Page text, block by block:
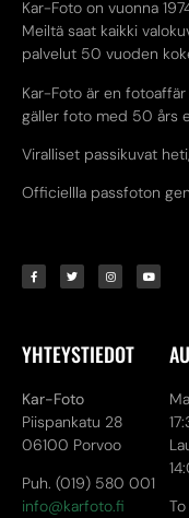
Kar-Foto on vuonna
Meiltä saat kaikki
palvelut 50 vuoden
Kar-Foto är en
gäller foto med 50 års
Viralliset passikuvat
Officiellla passfoton
YHTEYSTIEDOT
Kar-Foto
Piispankatu 28
06100 Porvoo
Puh. (019) 580 001
info@karfoto.fi